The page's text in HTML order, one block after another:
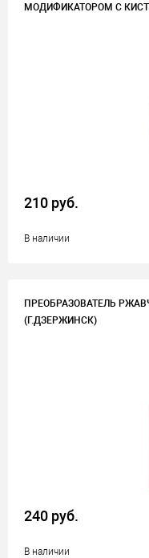
МОДИФИКАТОРОМ С
210 руб.
В наличии
ПРЕОБРАЗОВАТЕЛЬ
(Г.ДЗЕРЖИНСК)
240 руб.
В наличии